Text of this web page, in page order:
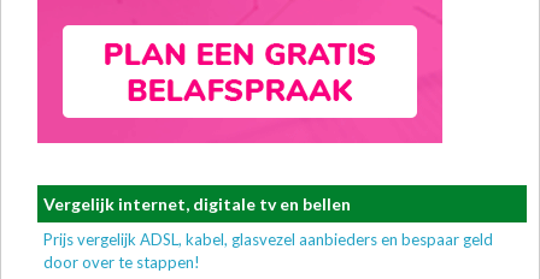
Vergelijk internet, digitale tv en bellen
Prijs vergelijk ADSL, kabel, glasvezel aanbieders en bespaar geld
door over te stappen!